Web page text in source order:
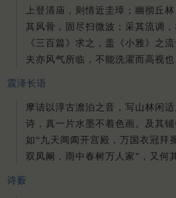
上登清庙，则情近圭璋；幽彻丘
其风骨，固尽扫微波；采其流调
《三百篇》求之，盖《小雅》之
夫亦风气所临，不能洗濯而高视也
震泽长语
摩诘以淳古澹泊之音，写山林闲
诗，真一片水墨不着色画。及其铺
如“九天阊阖开宫殿，万国衣冠拜
双凤阚，雨中春树万人家”，又何
诗薮